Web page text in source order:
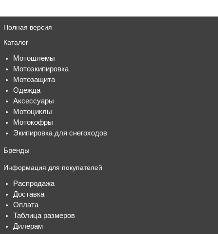
Полная версия
Каталог
Мотошлемы
Мотоэкипировка
Мотозащита
Одежда
Аксессуары
Мотоциклы
Мотокофры
Экипировка для снегоходов
Бренды
Информация для покупателей
Распродажа
Доставка
Оплата
Таблица размеров
Дилерам